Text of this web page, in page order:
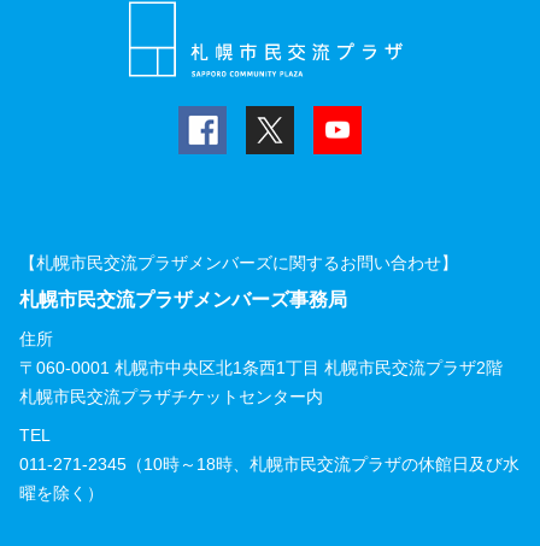
【札幌市民交流プラザメンバーズに関するお問い合わせ】
札幌市民交流プラザメンバーズ事務局
住所
〒060-0001 札幌市中央区北1条西1丁目 札幌市民交流プラザ2階
札幌市民交流プラザチケットセンター内
TEL
011-271-2345（10時～18時、札幌市民交流プラザの休館日及び水
曜を除く）